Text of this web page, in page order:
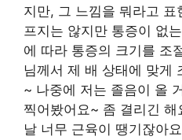
지만, 그 느낌을 뭐라고
프지는 않지만 통증이 없
에 따라 통증의 크기를 조
님께서 제 배 상태에 맞게
~ 나중에 저는 졸음이 올
찍어봤어요~ 좀 결리긴
날 너무 근육이 땡기잖아